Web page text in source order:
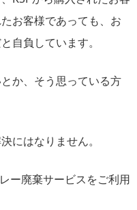
お客様であっても、お
自負しています。
か、そう思っている方
にはなりません。
ー廃棄サービスをご利用